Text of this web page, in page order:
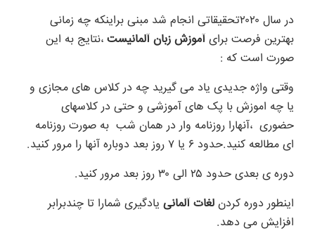
در سال ۲۰۲۰تحقیقاتی انجام شد مبنی براینکه چه زمانی
بهترین فرصت برای آموزش زبان آلمانیست ،نتایج به این
صورت است که :
وقتی واژه جدیدی یاد می گیرید چه در کلاس های مجازی و
یا چه اموزش با پک های آموزشی و حتی در کلاسهای
حضوری ،آنهارا روزنامه وار در همان شب به صورت روزنامه
ای مطالعه کنید.حدود ۶ یا ۷ روز بعد دوباره آنها را مرور کنید.
دوره ی بعدی حدود ۲۵ الی ۳۰ روز بعد مرور کنید.
اینطور دوره کردن لغات آلمانی یادگیری شمارا تا چندبرابر
افزایش می دهد.